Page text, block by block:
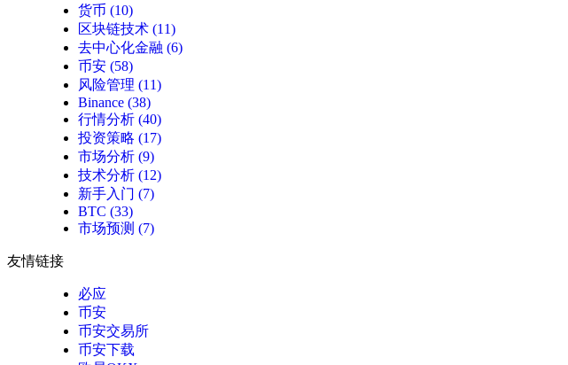
货币 (10)
区块链技术 (11)
去中心化金融 (6)
币安 (58)
风险管理 (11)
Binance (38)
行情分析 (40)
投资策略 (17)
市场分析 (9)
技术分析 (12)
新手入门 (7)
BTC (33)
市场预测 (7)
友情链接
必应
币安
币安交易所
币安下载